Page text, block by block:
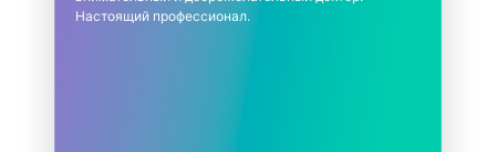
Настоящий профессионал.